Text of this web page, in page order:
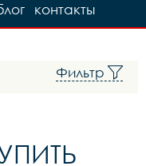
контакты
Фильтр